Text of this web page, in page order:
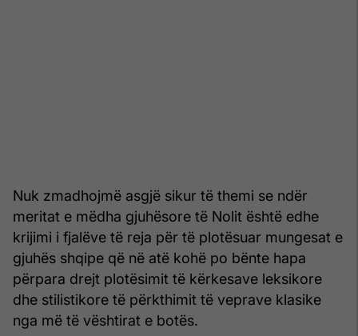
Nuk zmadhojmë asgjë sikur të themi se ndër
meritat e mëdha gjuhësore të Nolit është edhe
krijimi i fjalëve të reja për të plotësuar mungesat e
gjuhës shqipe që në atë kohë po bënte hapa
përpara drejt plotësimit të kërkesave leksikore
dhe stilistikore të përkthimit të veprave klasike
nga më të vështirat e botës.